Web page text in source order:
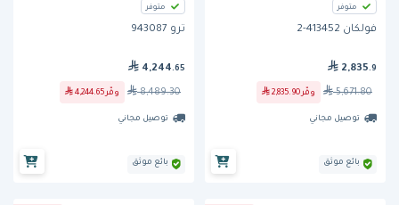
متوفر
فولكان 413452-2
2,835 .9
5,671.80 وفّر 2,835.90
توصيل مجاني
بائع موثق
متوفر
ترو 943087
4,244 .65
8,489.30 وفّر 4,244.65
توصيل مجاني
بائع موثق